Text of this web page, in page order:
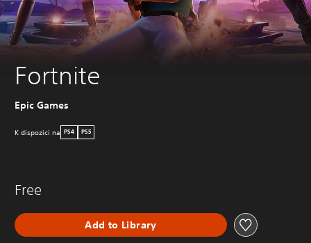
Fortnite
Epic Games
K dispozici na PS4 PS5
Free
Add to Library